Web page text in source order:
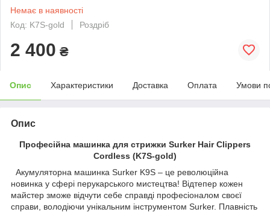
Немає в наявності
Код: K7S-gold
Роздріб
2 400 ₴
Опис Характеристики Доставка Оплата Умови
Опис
Професійна машинка для стрижки Surker Hair Clippers
Cordless (K7S-gold)
Акумуляторна машинка Surker K9S – це революційна
новинка у сфері перукарського мистецтва! Відтепер кожен
майстер зможе відчути себе справді професіоналом своєї
справи, володіючи унікальним інструментом Surker. Плавність